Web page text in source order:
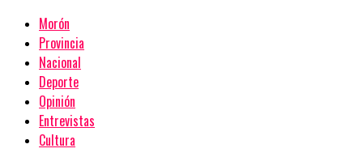
Morón
Provincia
Nacional
Deporte
Opinión
Entrevistas
Cultura